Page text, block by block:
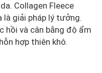
Collagen Fleece
là giải pháp lý tưởng.
hồi và cân bằng độ ẩm
hợp thiên khô.